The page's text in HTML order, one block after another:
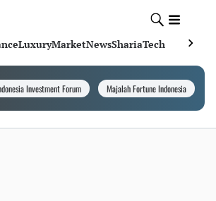
LuxuryMarketNewsShariaTech
Investment Forum Majalah Fortune Indonesia